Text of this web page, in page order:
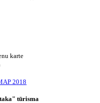
karte
tūrisma